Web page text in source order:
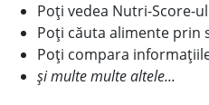
Poți vedea Nutri-Score-
Poți căuta alimente prin
Poți compara
și multe multe altele...